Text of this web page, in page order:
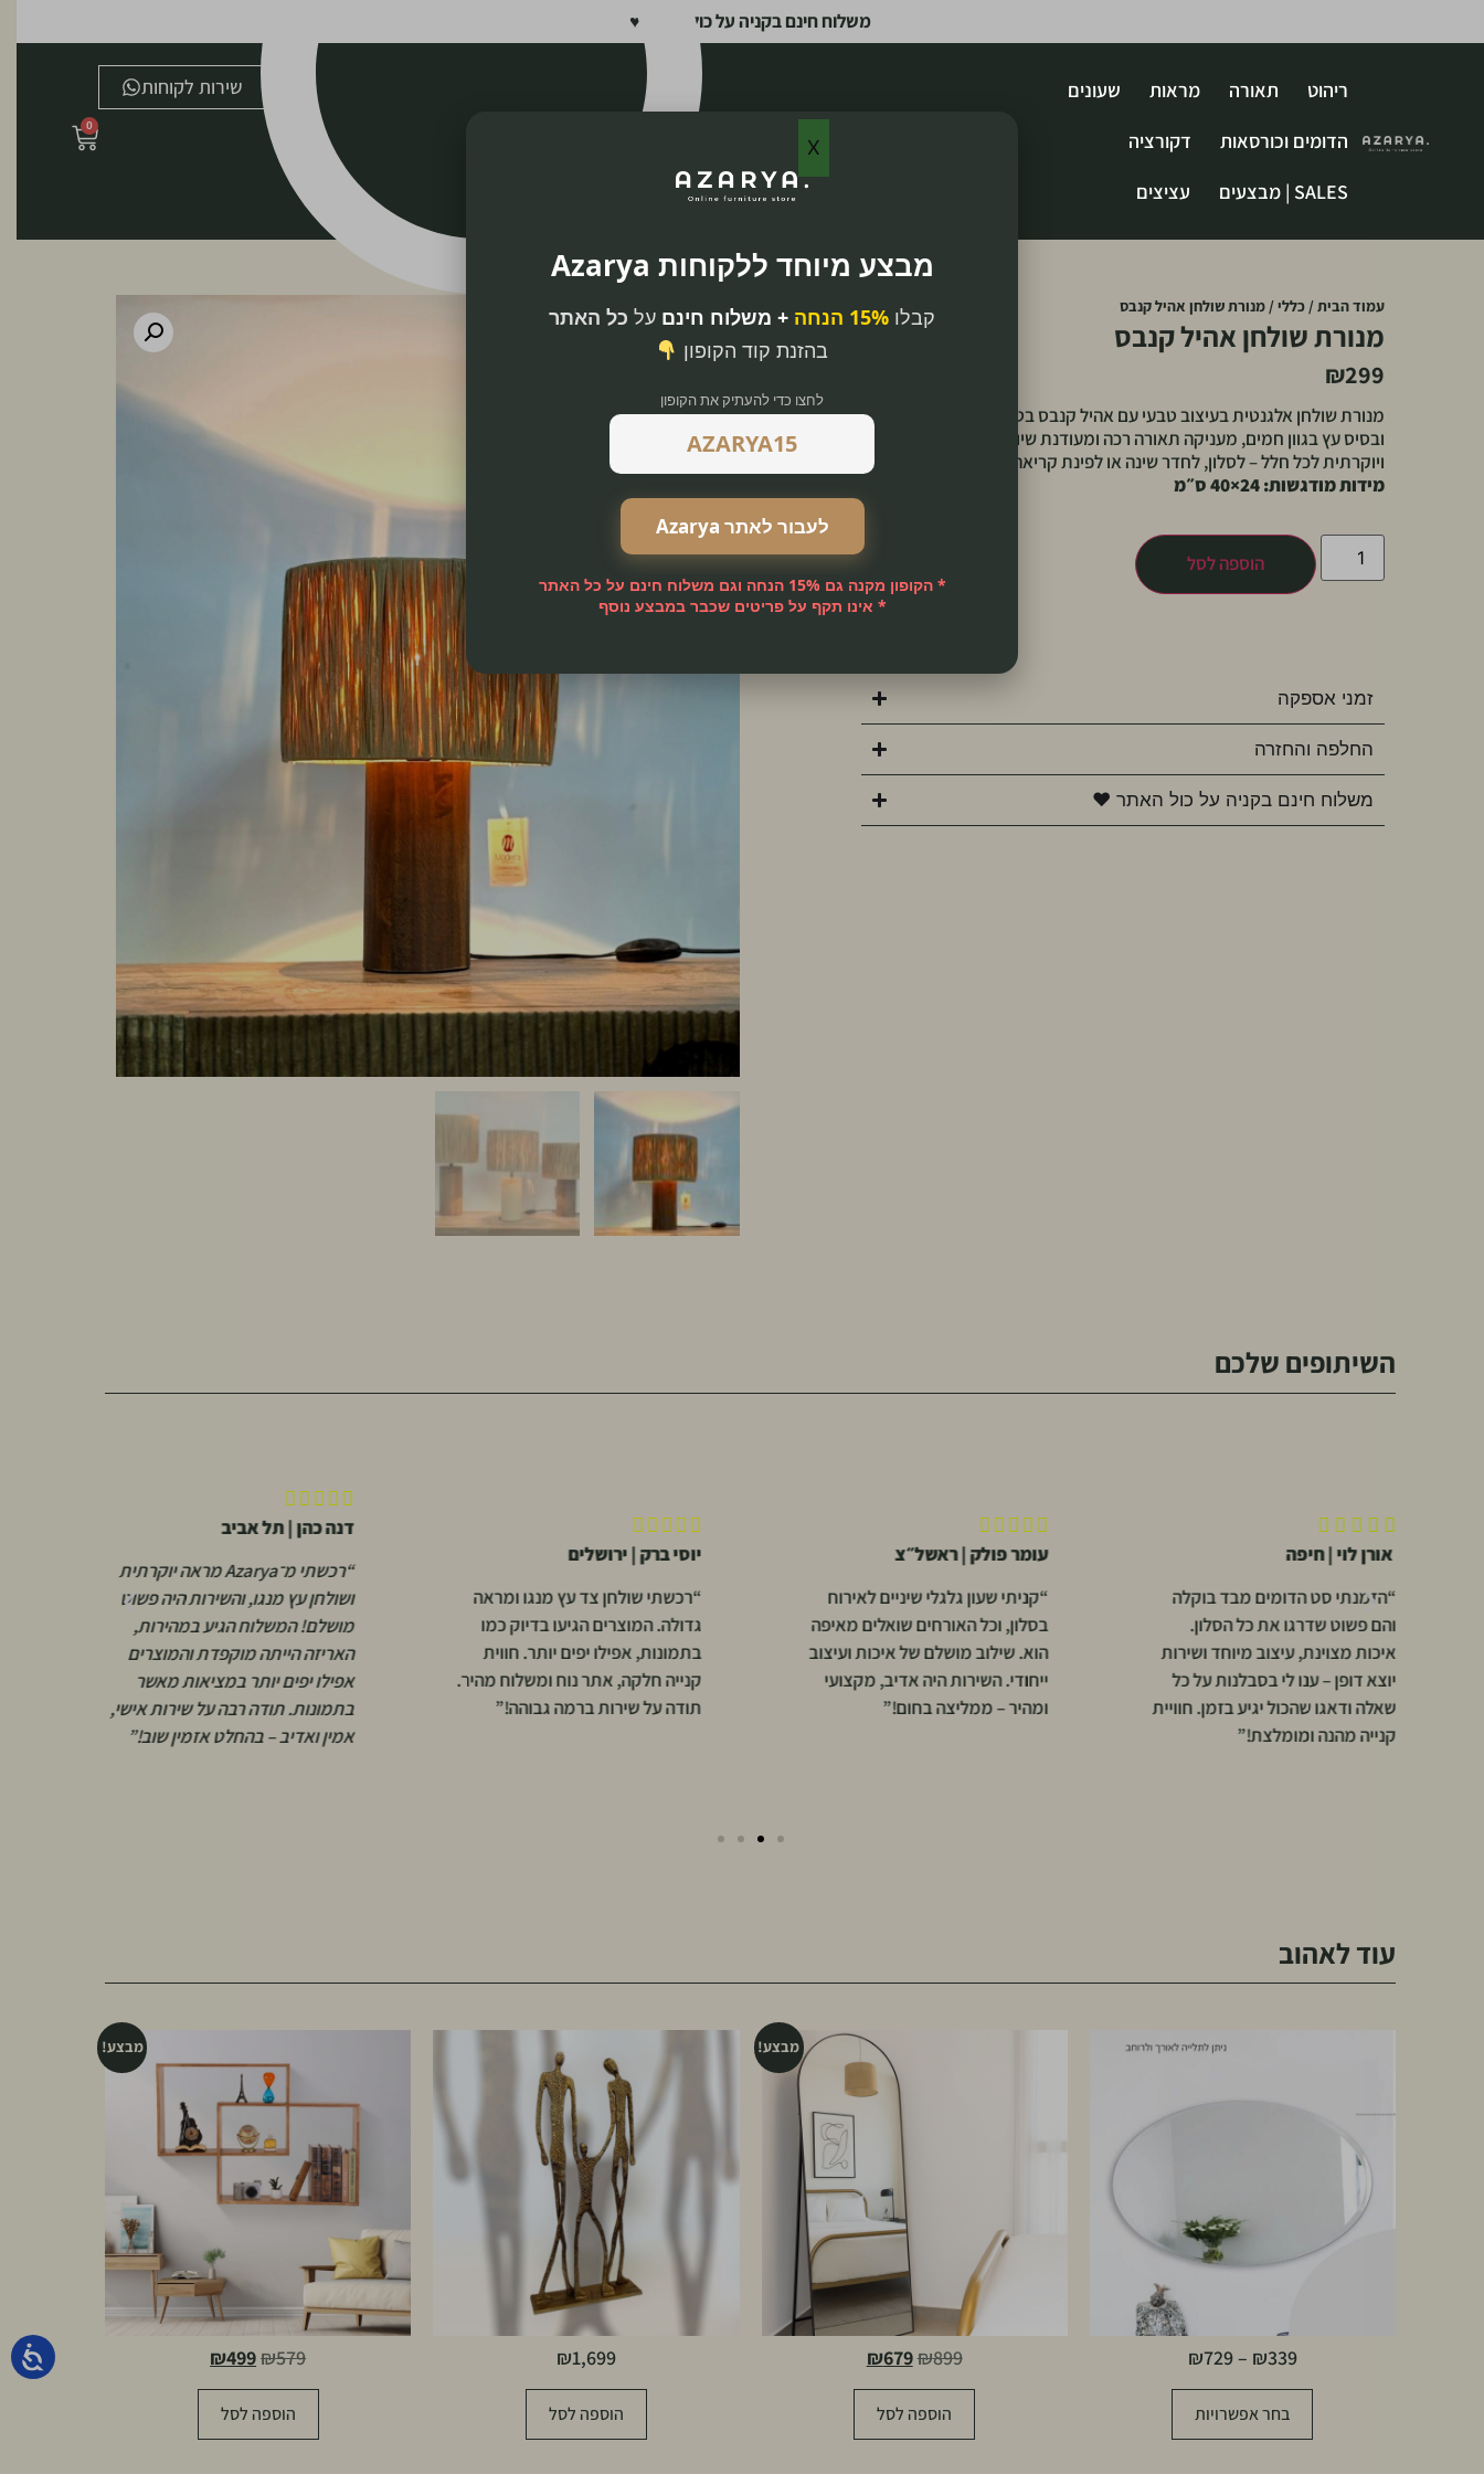
משלוח חינם בקניה על כול האתר ♥
ריהוט תאורה מראות
שעונים
הדומים וכורסאות
דקורציה
SALES | מבצעים
עציצים
0
שירות לקוחות
עמוד הבית/כללי/ מנורת שולחן אהיל קנבס
מנורת שולחן אהיל קנבס
₪299
מנורת שולחן אלגנטית בעיצוב טבעי עם אהיל קנבס בטקסטורת פסים אנכיים
ובסיס עץ בגוון חמים, מעניקה תאורה רכה ומעודנת שיוצרת אווירה רגועה
ויוקרתית לכל חלל – לסלון, לחדר שינה או לפינת קריאה.
מידות מודגשות: 24×40 ס״מ
הוספה לסל
זמני אספקה
החלפה והחזרה
משלוח חינם בקניה על כול האתר ♥
השיתופים שלכם





אורן לוי | חיפה
“הזמנתי סט הדומים מבד בוקלה
והם פשוט שדרגו את כל הסלון.
איכות מצוינת, עיצוב מיוחד ושירות
יוצא דופן – ענו לי בסבלנות על כל
שאלה ודאגו שהכול יגיע בזמן. חוויית
קנייה מהנה ומומלצת!”





עומר פולק | ראשל״צ
“קניתי שעון גלגלי שיניים לאירוח
בסלון, וכל האורחים שואלים מאיפה
הוא. שילוב מושלם של איכות ועיצוב
ייחודי. השירות היה אדיב, מקצועי
ומהיר – ממליצה בחום!”





יוסי ברק | ירושלים
“רכשתי שולחן צד עץ מנגו ומראה
גדולה. המוצרים הגיעו בדיוק כמו
בתמונות, אפילו יפים יותר. חווית
קנייה חלקה, אתר נוח ומשלוח מהיר.
תודה על שירות ברמה גבוהה!”





דנה כהן | תל אביב
“רכשתי מ־Azarya מראה יוקרתית
ושולחן עץ מנגו, והשירות היה פשוט
מושלם! המשלוח הגיע במהירות,
האריזה הייתה מוקפדת והמוצרים
אפילו יפים יותר במציאות מאשר
בתמונות. תודה רבה על שירות אישי,
אמין ואדיב – בהחלט אזמין שוב!”
עוד לאהוב
₪339
–
₪729
בחר אפשרויות
מבצע!
₪899
₪679
הוספה לסל
₪1,699
הוספה לסל
מבצע!
₪579
₪499
הוספה לסל
מבצע מיוחד ללקוחות Azarya
קבלו 15% הנחה + משלוח חינם על כל האתר
בהזנת קוד הקופון
לחצו כדי להעתיק את הקופון
לעבור לאתר Azarya
* הקופון מקנה גם 15% הנחה וגם משלוח חינם על כל האתר
* אינו תקף על פריטים שכבר במבצע נוסף
X